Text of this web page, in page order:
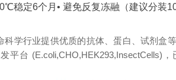
稳定6个月• 避免反复冻融（建议分装
科学行业提供优质的抗体、蛋白、试剂盒
台 (E.coli,CHO,HEK293,InsectCells)，